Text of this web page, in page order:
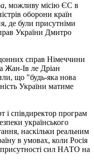
, можливу місію ЄС в
оборони країн
де були присутніми
України Дмитро
справ Німеччини
Жан-Ів ле Дріан
що "будь-яка нова
України матиме
і співдиректор програм
українського
наскільки реальним
в умовах, коли Росія
сил НАТО на